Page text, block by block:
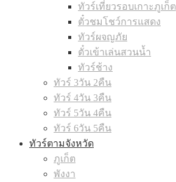
ทัวร์เที่ยวรอบเกาะภูเก็ต
ตั๋วชมโชว์การแสดง
ทัวร์ผจญภัย
ตั๋วเข้าเล่นสวนน้ำ
ทัวร์ช้าง
ทัวร์ 3วัน 2คืน
ทัวร์ 4วัน 3คืน
ทัวร์ 5วัน 4คืน
ทัวร์ 6วัน 5คืน
ทัวร์ตามจังหวัด
ภูเก็ต
พังงา